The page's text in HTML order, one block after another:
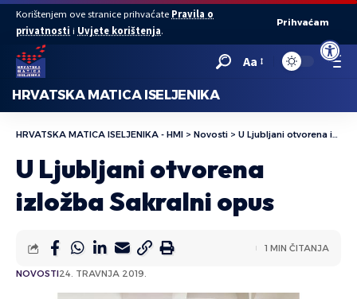
Open
Korištenjem ove stranice prihvaćate Pravila o
privatnosti i Uvjete korištenja.
Prihvaćam
Aa
HRVATSKA MATICA ISELJENIKA
HRVATSKA MATICA ISELJENIKA - HMI > Novosti > U Ljubljani otvorena izložba Sakralni opus
U Ljubljani otvorena
izložba Sakralni opus
NOVOSTI24. TRAVNJA 2019.
1 MIN ČITANJA